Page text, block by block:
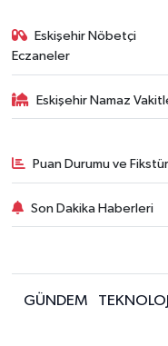
Eskişehir Nöbetçi
Eczaneler
Eskişehir Namaz
Puan Durumu ve Fikstür
Son Dakika Haberleri
GÜNDEM TEKNOLOJİ